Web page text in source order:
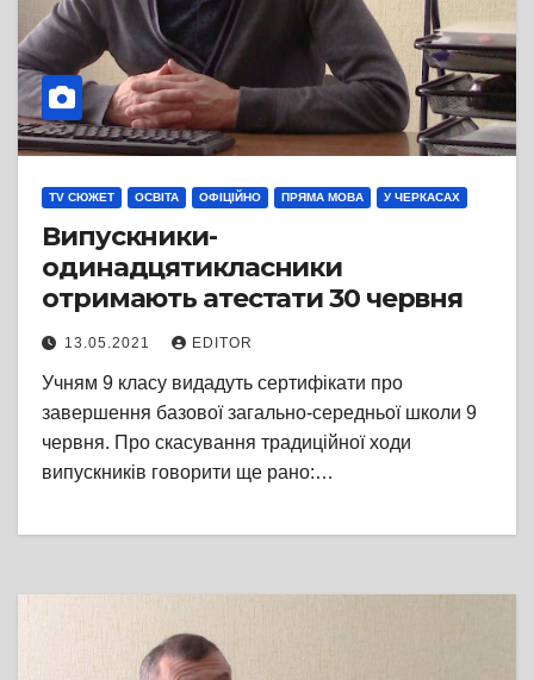
TV СЮЖЕТ ОСВІТА ОФІЦІЙНО ПРЯМА МОВА У ЧЕРКАСАХ
Випускники-
одинадцятикласники
отримають атестати 30 червня
13.05.2021 EDITOR
Учням 9 класу видадуть сертифікати про
завершення базової загально-середньої школи 9
червня. Про скасування традиційної ходи
випускників говорити ще рано:…